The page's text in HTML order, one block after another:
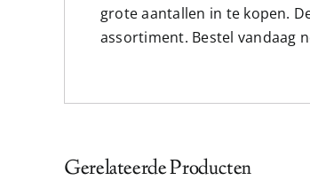
grote aantallen in te kopen.
assortiment. Bestel vandaag
Gerelateerde Producten